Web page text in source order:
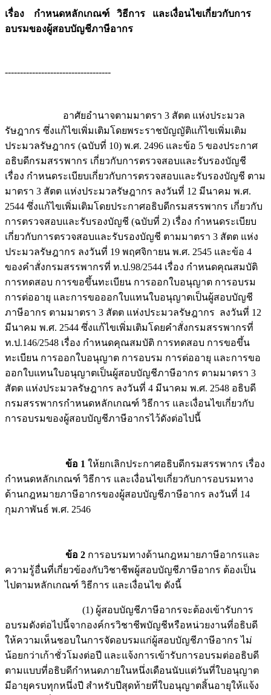
เรื่อง กำหนดหลักเกณฑ์ วิธีการ และเงื่อนไขเกี่ยวกับการ
อบรมของผู้สอบบัญชีภาษีอากร
-----------------------------------
อาศัยอำนาจตามมาตรา 3 สัตต แห่งประมวล
รัษฎากร ซึ่งแก้ไขเพิ่มเติมโดยพระราชบัญญัติแก้ไขเพิ่มเติม
ประมวลรัษฎากร (ฉบับที่ 10) พ.ศ. 2496 และข้อ 5 ของประกาศ
อธิบดีกรมสรรพากร เกี่ยวกับการตรวจสอบและรับรองบัญชี
เรื่อง กำหนดระเบียบเกี่ยวกับการตรวจสอบและรับรองบัญชี ตาม
มาตรา 3 สัตต แห่งประมวลรัษฎากร ลงวันที่ 12 มีนาคม พ.ศ.
2544 ซึ่งแก้ไขเพิ่มเติมโดยประกาศอธิบดีกรมสรรพากร เกี่ยวกับ
การตรวจสอบและรับรองบัญชี (ฉบับที่ 2) เรื่อง กำหนดระเบียบ
เกี่ยวกับการตรวจสอบและรับรองบัญชี ตามมาตรา 3 สัตต แห่ง
ประมวลรัษฎากร ลงวันที่ 19 พฤศจิกายน พ.ศ. 2545 และข้อ 4
ของคำสั่งกรมสรรพากรที่ ท.ป.98/2544 เรื่อง กำหนดคุณสมบัติ
การทดสอบ การขอขึ้นทะเบียน การออกใบอนุญาต การอบรม
การต่ออายุ และการขอออกใบแทนใบอนุญาตเป็นผู้สอบบัญชี
ภาษีอากร ตามมาตรา 3 สัตต แห่งประมวลรัษฎากร ลงวันที่ 12
มีนาคม พ.ศ. 2544 ซึ่งแก้ไขเพิ่มเติมโดยคำสั่งกรมสรรพากรที่
ท.ป.146/2548 เรื่อง กำหนดคุณสมบัติ การทดสอบ การขอขึ้น
ทะเบียน การออกใบอนุญาต การอบรม การต่ออายุ และการขอ
ออกใบแทนใบอนุญาตเป็นผู้สอบบัญชีภาษีอากร ตามมาตรา 3
สัตต แห่งประมวลรัษฎากร ลงวันที่ 4 มีนาคม พ.ศ. 2548 อธิบดี
กรมสรรพากรกำหนดหลักเกณฑ์ วิธีการ และเงื่อนไขเกี่ยวกับ
การอบรมของผู้สอบบัญชีภาษีอากรไว้ดังต่อไปนี้
ข้อ 1 ให้ยกเลิกประกาศอธิบดีกรมสรรพากร เรื่อง
กำหนดหลักเกณฑ์ วิธีการ และเงื่อนไขเกี่ยวกับการอบรมทาง
ด้านกฎหมายภาษีอากรของผู้สอบบัญชีภาษีอากร ลงวันที่ 14
กุมภาพันธ์ พ.ศ. 2546
ข้อ 2 การอบรมทางด้านกฎหมายภาษีอากรและ
ความรู้อื่นที่เกี่ยวข้องกับวิชาชีพผู้สอบบัญชีภาษีอากร ต้องเป็น
ไปตามหลักเกณฑ์ วิธีการ และเงื่อนไข ดังนี้
(1) ผู้สอบบัญชีภาษีอากรจะต้องเข้ารับการ
อบรมดังต่อไปนี้จากองค์กรวิชาชีพบัญชีหรือหน่วยงานที่อธิบดี
ให้ความเห็นชอบในการจัดอบรมแก่ผู้สอบบัญชีภาษีอากร ไม่
น้อยกว่าเก้าชั่วโมงต่อปี และแจ้งการเข้ารับการอบรมต่ออธิบดี
ตามแบบที่อธิบดีกำหนดภายในหนึ่งเดือนนับแต่วันที่ใบอนุญาต
มีอายุครบทุกหนึ่งปี สำหรับปีสุดท้ายที่ใบอนุญาตสิ้นอายุให้แจ้ง